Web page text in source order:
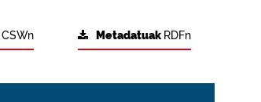
Metadatuak RDFn
CSWn